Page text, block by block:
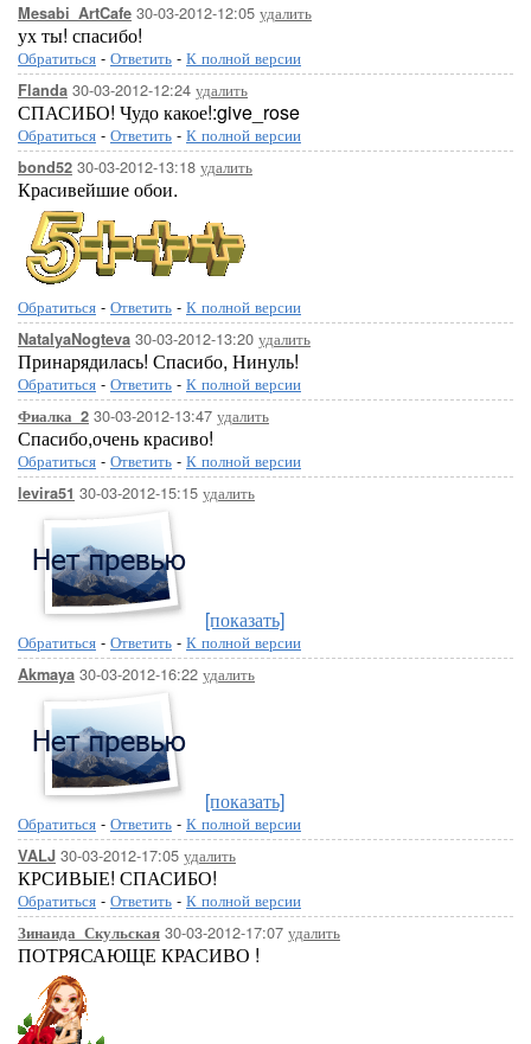
Mesabi_ArtCafe 30-03-2012-12:05 удалить
ух ты! спасибо!
Обратиться - Ответить - К полной версии
Flanda 30-03-2012-12:24 удалить
СПАСИБО! Чудо какое!:give_rose
Обратиться - Ответить - К полной версии
bond52 30-03-2012-13:18 удалить
Красивейшие обои.
Обратиться - Ответить - К полной версии
NatalyaNogteva 30-03-2012-13:20 удалить
Принарядилась! Спасибо, Нинуль!
Обратиться - Ответить - К полной версии
Фиалка_2 30-03-2012-13:47 удалить
Спасибо,очень красиво!
Обратиться - Ответить - К полной версии
levira51 30-03-2012-15:15 удалить
[показать]
Обратиться - Ответить - К полной версии
Akmaya 30-03-2012-16:22 удалить
[показать]
Обратиться - Ответить - К полной версии
VALJ 30-03-2012-17:05 удалить
КРСИВЫЕ! СПАСИБО!
Обратиться - Ответить - К полной версии
Зинаида_Скульская 30-03-2012-17:07 удалить
ПОТРЯСАЮЩЕ КРАСИВО !